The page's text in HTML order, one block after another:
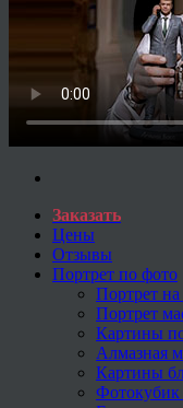
Заказать
Цены
Отзывы
Портрет по фото
Портрет на
Портрет
Картины
Алмазная
Картины
Фотокубик